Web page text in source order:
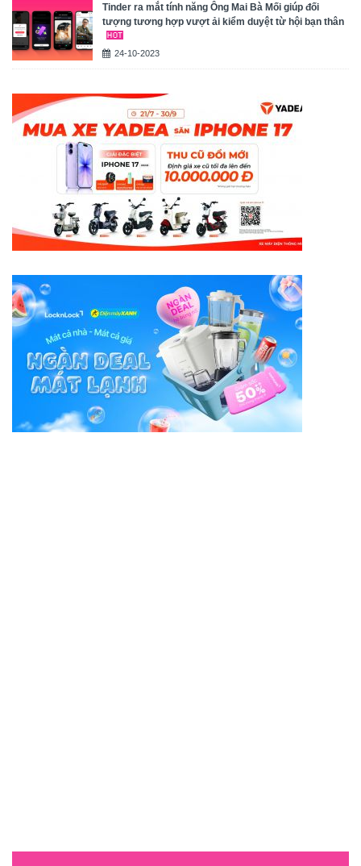
Tinder ra mắt tính năng Ông Mai Bà Mối giúp đối
tượng tương hợp vượt ải kiểm duyệt từ hội bạn thân
24-10-2023